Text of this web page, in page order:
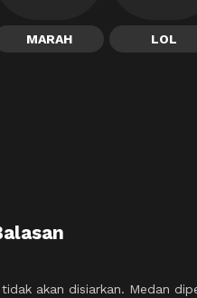
MARAH LOL
akan disiarkan. Medan